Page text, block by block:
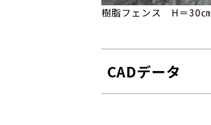
樹脂フェンス H＝30㎝
CADデータ